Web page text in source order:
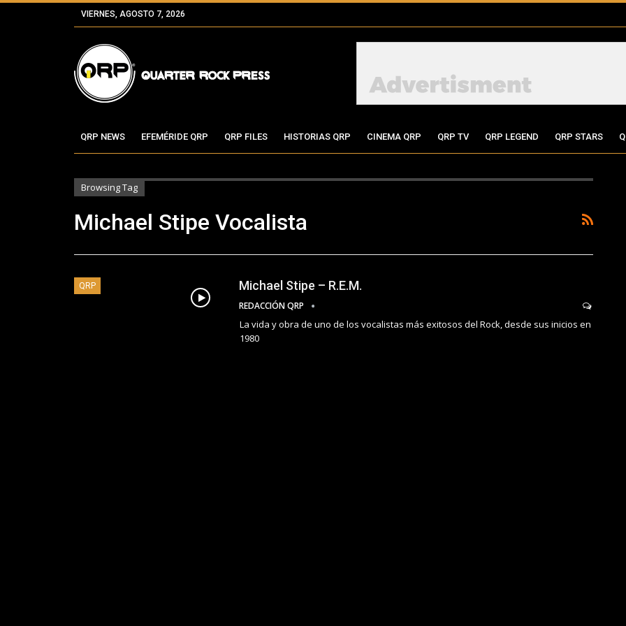
VIERNES, AGOSTO 7, 2026
QRP NEWS EFEMÉRIDE QRP QRP FILES HISTORIAS QRP CINEMA QRP QRP TV QRP LEGEND QRP STARS
Browsing Tag
Michael Stipe Vocalista
QRP Michael Stipe – R.E.M.
REDACCIÓN QRP
La vida y obra de uno de los vocalistas más exitosos del Rock, desde sus inicios en
1980